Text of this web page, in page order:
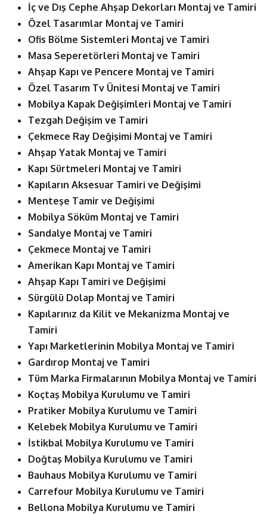
İç ve Dış Cephe Ahşap Dekorları Montaj ve Tamiri
Özel Tasarımlar Montaj ve Tamiri
Ofis Bölme Sistemleri Montaj ve Tamiri
Masa Seperetörleri Montaj ve Tamiri
Ahşap Kapı ve Pencere Montaj ve Tamiri
Özel Tasarım Tv Ünitesi Montaj ve Tamiri
Mobilya Kapak Değişimleri Montaj ve Tamiri
Tezgah Değişim ve Tamiri
Çekmece Ray Değişimi Montaj ve Tamiri
Ahşap Yatak Montaj ve Tamiri
Kapı Sürtmeleri Montaj ve Tamiri
Kapıların Aksesuar Tamiri ve Değişimi
Menteşe Tamir ve Değişimi
Mobilya Söküm Montaj ve Tamiri
Sandalye Montaj ve Tamiri
Çekmece Montaj ve Tamiri
Amerikan Kapı Montaj ve Tamiri
Ahşap Kapı Tamiri ve Değişimi
Sürgülü Dolap Montaj ve Tamiri
Kapılarınız da Kilit ve Mekanizma Montaj ve
Tamiri
Yapı Marketlerinin Mobilya Montaj ve Tamiri
Gardırop Montaj ve Tamiri
Tüm Marka Firmalarının Mobilya Montaj ve Tamiri
Koçtaş Mobilya Kurulumu ve Tamiri
Pratiker Mobilya Kurulumu ve Tamiri
Kelebek Mobilya Kurulumu ve Tamiri
İstikbal Mobilya Kurulumu ve Tamiri
Doğtaş Mobilya Kurulumu ve Tamiri
Bauhaus Mobilya Kurulumu ve Tamiri
Carrefour Mobilya Kurulumu ve Tamiri
Bellona Mobilya Kurulumu ve Tamiri